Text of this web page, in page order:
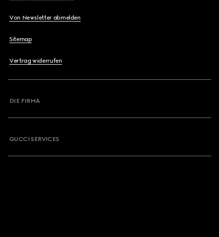
Von Newsletter abmelden
Sitemap
Vertrag widerrufen
DIE FIRMA
GUCCI SERVICES